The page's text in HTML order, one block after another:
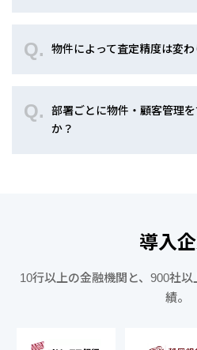
物件によって査定精度は変わ
部署ごとに物件・顧客管理
か？
導入
10行以上の金融機関と、900社
績。